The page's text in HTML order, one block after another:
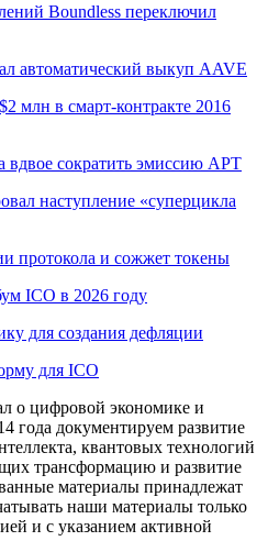
Boundless переключил
автоматический выкуп AAVE
млн в смарт-контракте 2016
вдвое сократить эмиссию APT
наступление «суперцикла
протокола и сожжет токены
ICO в 2026 году
для создания дефляции
для ICO
о цифровой экономике и
года документируем развитие
квантовых технологий
трансформацию и развитие
материалы принадлежат
наши материалы только
и с указанием активной